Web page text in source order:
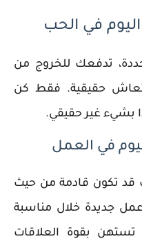
في الحب
تدفعك للخروج من
حقيقية. فقط كن
بشيء غير حقيقي.
في العمل
قد تكون قادمة من حيث
جديدة خلال مناسبة
تستهن بقوة العلاقات